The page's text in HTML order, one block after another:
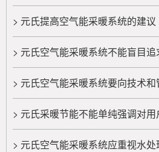
> 元氏提高空气能采暖系统的建议
> 元氏空气能采暖系统不能盲目追
> 元氏空气能采暖系统要向技术和
> 元氏采暖节能不能单纯强调对用
> 元氏空气能采暖系统应重视水处
> 元氏空气能采暖系统的组
众所周知，供暖就是用人
保持一定的室内温度，以创造
件的技术。所有供暖系统都由
> 元氏空气能采暖系统存在
如果要提到取暖方式的话
多人都会想到使用空气能热泵
非常受欢迎的一种取暖方式......